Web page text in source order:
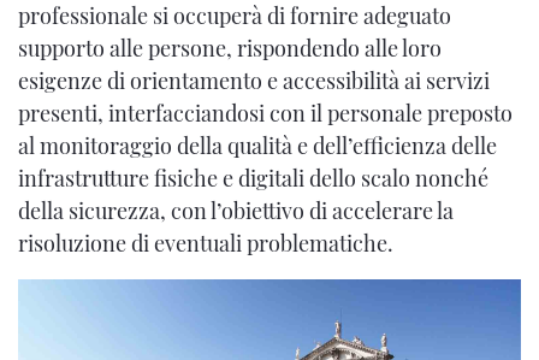
professionale si occuperà di fornire adeguato
supporto alle persone, rispondendo alle loro
esigenze di orientamento e accessibilità ai servizi
presenti, interfacciandosi con il personale preposto
al monitoraggio della qualità e dell’efficienza delle
infrastrutture fisiche e digitali dello scalo nonché
della sicurezza, con l’obiettivo di accelerare la
risoluzione di eventuali problematiche.